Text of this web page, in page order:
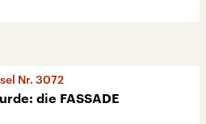
Nr. 3072
die FASSADE